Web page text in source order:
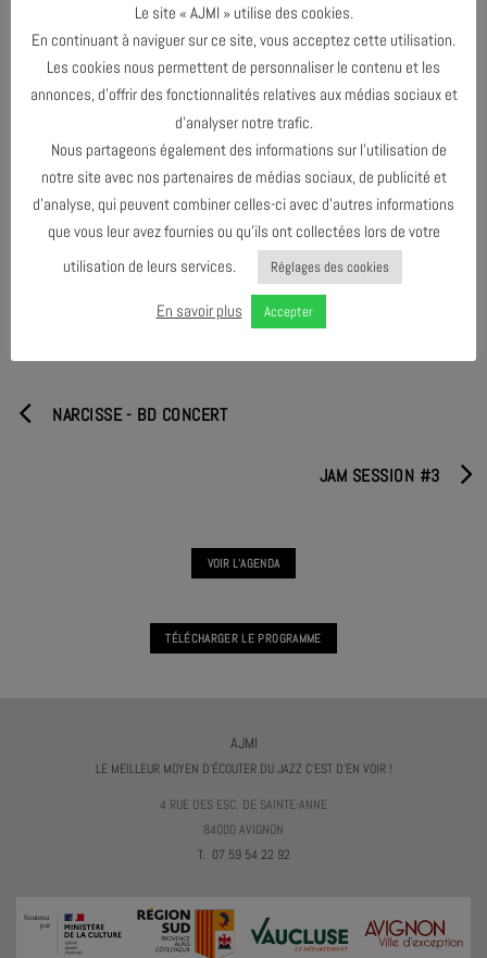
ET BRUNO LEVÉE, À PARTIR DE VINYLES ORIGINAUX. UN
MOMENT D’ÉCHANGE ET D’ÉCOUTE POUR TOUS·TES LES
PASSIONNÉ·ES DE JAZZ ET DE VINYLES. UN APÉRITIF
PARTAGÉ VOUS EST PROPOSÉ EN AMONT DE LA
CONFÉRENCE, À 18H.
ENTRÉE SUR ADHÉSION PASS 5€ OU 2€ À SE PROCURER
PARTAGER & COMMENTER
NARCISSE - BD CONCERT
JAM SESSION #3
VOIR L'AGENDA
TÉLÉCHARGER LE PROGRAMME
AJMI
LE MEILLEUR MOYEN D'ÉCOUTER DU JAZZ C'EST D'EN VOIR !
4 RUE DES ESC. DE SAINTE-ANNE
84000 AVIGNON
T. 07 59 54 22 92
Le site « AJMI » utilise des cookies.
En continuant à naviguer sur ce site, vous acceptez cette utilisation.
Les cookies nous permettent de personnaliser le contenu et les
annonces, d’offrir des fonctionnalités relatives aux médias sociaux et
d’analyser notre trafic.
Nous partageons également des informations sur l’utilisation de
notre site avec nos partenaires de médias sociaux, de publicité et
d’analyse, qui peuvent combiner celles-ci avec d’autres informations
que vous leur avez fournies ou qu’ils ont collectées lors de votre
utilisation de leurs services.
Réglages des cookies
En savoir plus Accepter